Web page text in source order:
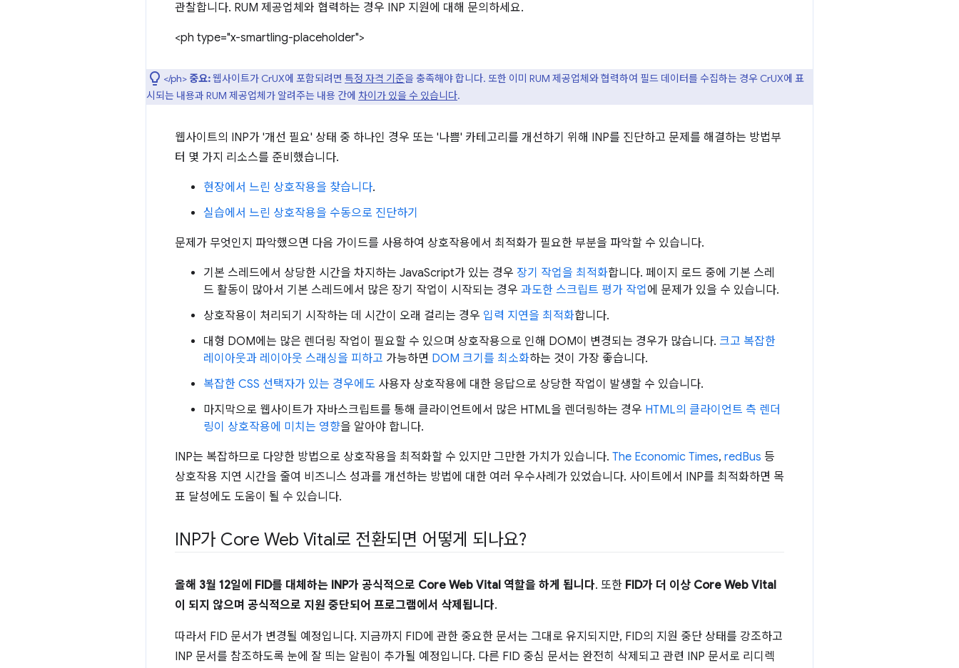
관찰합니다. RUM 제공업체와 협력하는 경우 INP 지원에 대해 문의하세요.
<ph type="x-smartling-placeholder">
</ph> 중요:웹사이트가 CrUX에 포함되려면 특정 자격 기준을 충족해야 합니다. 또한 이미 RUM 제공업체와 협력하여 필드 데이터를 수집하는 경우 CrUX에 표
시되는 내용과 RUM 제공업체가 알려주는 내용 간에 차이가 있을 수 있습니다.
웹사이트의 INP가 '개선 필요' 상태 중 하나인 경우 또는 '나쁨' 카테고리를 개선하기 위해 INP를 진단하고 문제를 해결하는 방법부
터 몇 가지 리소스를 준비했습니다.
현장에서 느린 상호작용을 찾습니다.
실습에서 느린 상호작용을 수동으로 진단하기
문제가 무엇인지 파악했으면 다음 가이드를 사용하여 상호작용에서 최적화가 필요한 부분을 파악할 수 있습니다.
기본 스레드에서 상당한 시간을 차지하는 JavaScript가 있는 경우 장기 작업을 최적화합니다. 페이지 로드 중에 기본 스레
드 활동이 많아서 기본 스레드에서 많은 장기 작업이 시작되는 경우 과도한 스크립트 평가 작업에 문제가 있을 수 있습니다.
상호작용이 처리되기 시작하는 데 시간이 오래 걸리는 경우 입력 지연을 최적화합니다.
대형 DOM에는 많은 렌더링 작업이 필요할 수 있으며 상호작용으로 인해 DOM이 변경되는 경우가 많습니다. 크고 복잡한
레이아웃과 레이아웃 스래싱을 피하고 가능하면 DOM 크기를 최소화하는 것이 가장 좋습니다.
복잡한 CSS 선택자가 있는 경우에도 사용자 상호작용에 대한 응답으로 상당한 작업이 발생할 수 있습니다.
마지막으로 웹사이트가 자바스크립트를 통해 클라이언트에서 많은 HTML을 렌더링하는 경우 HTML의 클라이언트 측 렌더
링이 상호작용에 미치는 영향을 알아야 합니다.
INP는 복잡하므로 다양한 방법으로 상호작용을 최적화할 수 있지만 그만한 가치가 있습니다. The Economic Times, redBus 등
상호작용 지연 시간을 줄여 비즈니스 성과를 개선하는 방법에 대한 여러 우수사례가 있었습니다. 사이트에서 INP를 최적화하면 목
표 달성에도 도움이 될 수 있습니다.
INP가 Core Web Vital로 전환되면 어떻게 되나요?
올해 3월 12일에 FID를 대체하는 INP가 공식적으로 Core Web Vital 역할을 하게 됩니다. 또한 FID가 더 이상 Core Web Vital
이 되지 않으며 공식적으로 지원 중단되어 프로그램에서 삭제됩니다.
따라서 FID 문서가 변경될 예정입니다. 지금까지 FID에 관한 중요한 문서는 그대로 유지되지만, FID의 지원 중단 상태를 강조하고
INP 문서를 참조하도록 눈에 잘 띄는 알림이 추가될 예정입니다. 다른 FID 중심 문서는 완전히 삭제되고 관련 INP 문서로 리디렉